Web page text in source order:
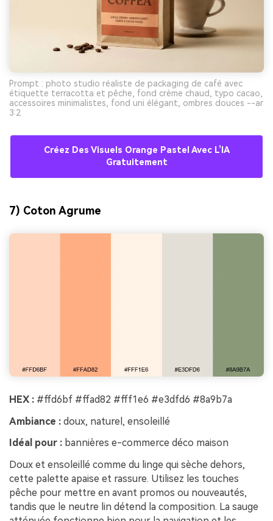
Prompt : photo studio réaliste de packaging de café avec
étiquette terracotta et pêche, fond crème chaud, typo cacao,
accessoires minimalistes, fond uni élégant, ombres douces --ar
3:2
Créez Des Visuels Orange Pastel Avec L’IA
Gratuitement
7) Coton Agrume
HEX : #ffd6bf #ffad82 #fff1e6 #e3dfd6 #8a9b7a
Ambiance : doux, naturel, ensoleillé
Idéal pour : bannières e-commerce déco maison
Doux et ensoleillé comme du linge qui sèche dehors,
cette palette apaise et rassure. Utilisez les touches
pêche pour mettre en avant promos ou nouveautés,
tandis que le neutre lin détend la composition. La sauge